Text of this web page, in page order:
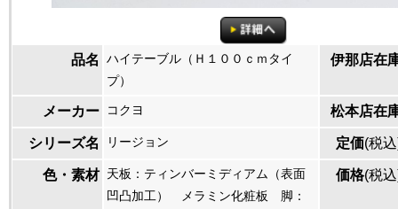
品名
ハイテーブル（Ｈ１００ｃｍタイ
プ）
伊那店在
メーカー コクヨ 松本店在
シリーズ名 リージョン 定価(税
色・素材 天板：ティンバーミディアム（表面
凹凸加工） メラミン化粧板 脚：
価格(税